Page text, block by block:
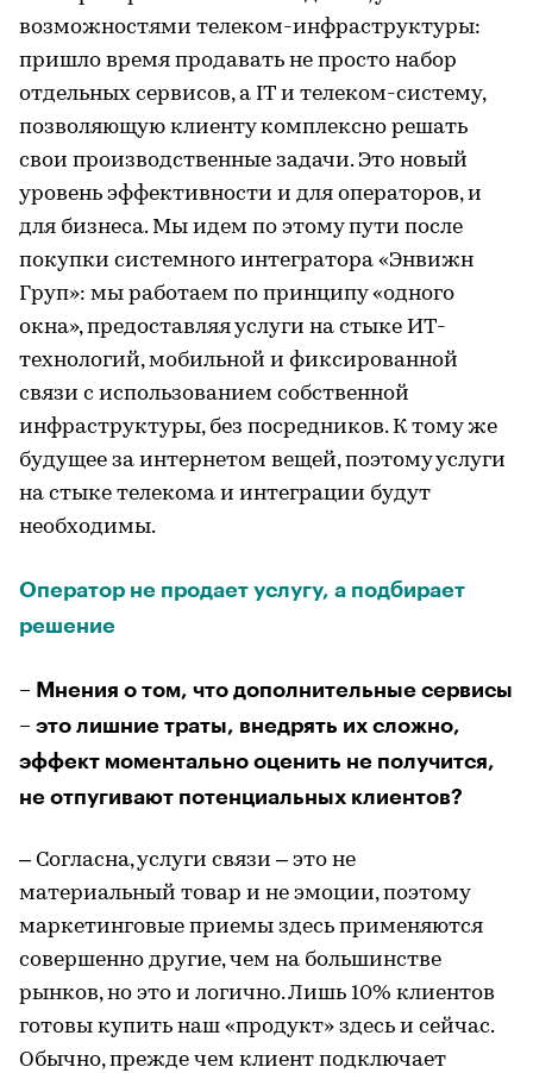
возможностями телеком-инфраструктуры:
пришло время продавать не просто набор
отдельных сервисов, а IT и телеком-систему,
позволяющую клиенту комплексно решать
свои производственные задачи. Это новый
уровень эффективности и для операторов, и
для бизнеса. Мы идем по этому пути после
покупки системного интегратора «Энвижн
Груп»: мы работаем по принципу «одного
окна», предоставляя услуги на стыке ИТ-
технологий, мобильной и фиксированной
связи с использованием собственной
инфраструктуры, без посредников. К тому же
будущее за интернетом вещей, поэтому услуги
на стыке телекома и интеграции будут
необходимы.
Оператор не продает услугу, а подбирает
решение
– Мнения о том, что дополнительные сервисы
– это лишние траты, внедрять их сложно,
эффект моментально оценить не получится,
не отпугивают потенциальных клиентов?
– Согласна, услуги связи – это не
материальный товар и не эмоции, поэтому
маркетинговые приемы здесь применяются
совершенно другие, чем на большинстве
рынков, но это и логично. Лишь 10% клиентов
готовы купить наш «продукт» здесь и сейчас.
Обычно, прежде чем клиент подключает